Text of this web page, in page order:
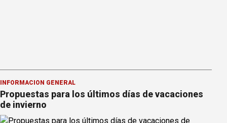
INFORMACION GENERAL
Propuestas para los últimos días de vacaciones
de invierno